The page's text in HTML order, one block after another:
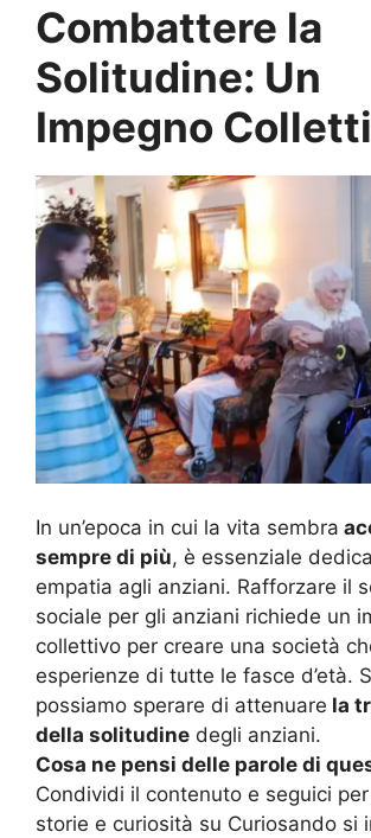
Combattere la
Solitudine: Un
Impegno
In un’epoca in cui la vita sembra
sempre di più, è essenziale
empatia agli anziani. Rafforzare il
sociale per gli anziani richiede un
collettivo per creare una società
esperienze di tutte le fasce d’età.
possiamo sperare di attenuare la
della solitudine degli anziani.
Cosa ne pensi delle parole di
Condividi il contenuto e seguici
storie e curiosità su Curiosando si